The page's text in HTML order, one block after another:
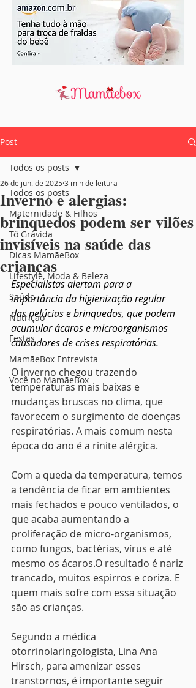
Post
Todos os posts
Maternidade & Filhos
Tô Grávida
Dicas MamãeBox
Lifestyle, Moda & Beleza
Saúde
Nutrição
Festas
MamãeBox Entrevista
Você no MamãeBox
Todos os posts
Inverno e alergias:
brinquedos podem ser vilões
invisíveis na saúde das
crianças
26 de jun. de 2025 3 min de leitura
Especialistas alertam para a
importância da higienização regular
das pelúcias e brinquedos, que podem
acumular ácaros e microorganismos
causadores de crises respiratórias.
O inverno chegou trazendo
temperaturas mais baixas e
mudanças bruscas no clima, que
favorecem o surgimento de doenças
respiratórias. A mais comum nesta
época do ano é a rinite alérgica.
Com a queda da temperatura, temos
a tendência de ficar em ambientes
mais fechados e pouco ventilados, o
que acaba aumentando a
proliferação de micro-organismos,
como fungos, bactérias, vírus e até
mesmo os ácaros.O resultado é nariz
trancado, muitos espirros e coriza. E
quem mais sofre com essa situação
são as crianças.
Segundo a médica
otorrinolaringologista, Lina Ana
Hirsch, para amenizar esses
transtornos, é importante seguir